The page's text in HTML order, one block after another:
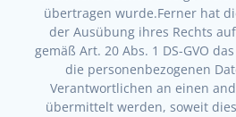
übertragen wurde.Ferner hat
der Ausübung ihres Rechts
gemäß Art. 20 Abs. 1 DS-GVO
die personenbezogenen
Verantwortlichen an einen
übermittelt werden, soweit